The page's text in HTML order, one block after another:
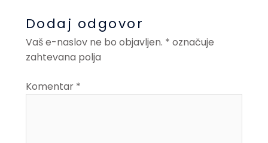
Dodaj odgovor
Vaš e-naslov ne bo objavljen. * označuje
zahtevana polja
Komentar *